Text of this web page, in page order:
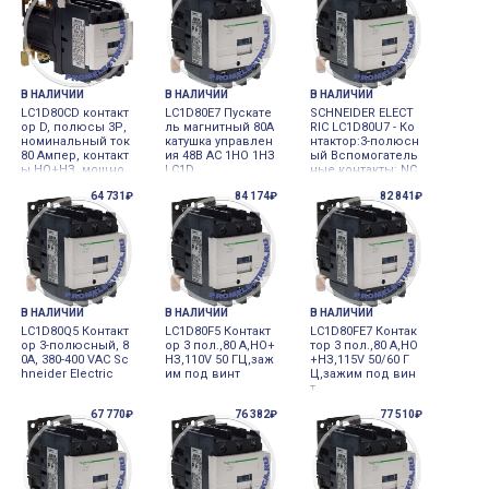
В НАЛИЧИИ
LC1D80CD контакт
ор D, полюсы 3Р,
номинальный ток
80 Aмпер, контакт
ы НО+НЗ, мощно
ограничение пер
енапряжений,заж
им под винт, (max
9) Schneider Elect
ric
В НАЛИЧИИ
LC1D80E7 Пускате
ль магнитный 80А
катушка управлен
ия 48В АС 1НО 1НЗ
LC1D
В НАЛИЧИИ
SCHNEIDER ELECT
RIC LC1D80U7 - Ко
нтактор:3-полюсн
ый Вспомогатель
ные контакты: NC,
64 731₽
В НАЛИЧИИ
LC1D80Q5 Контакт
ор 3-полюсный, 8
0А, 380-400 VAC Sc
hneider Electric
84 174₽
В НАЛИЧИИ
LC1D80F5 Контакт
ор 3 пол.,80 A,НО+
НЗ,110V 50 ГЦ,заж
им под винт
82 841₽
В НАЛИЧИИ
LC1D80FE7 Контак
тор 3 пол.,80 A,НО
+НЗ,115V 50/60 Г
Ц,зажим под вин
т
67 770₽ 76 382₽ 77 510₽